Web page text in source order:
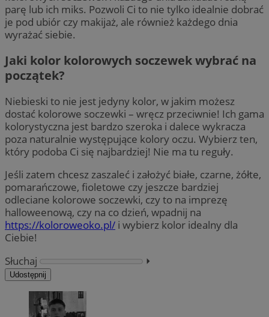
parę lub ich miks. Pozwoli Ci to nie tylko idealnie dobrać
je pod ubiór czy makijaż, ale również każdego dnia
wyrażać siebie.
Jaki kolor kolorowych soczewek wybrać na
początek?
Niebieski to nie jest jedyny kolor, w jakim możesz
dostać kolorowe soczewki – wręcz przeciwnie! Ich gama
kolorystyczna jest bardzo szeroka i dalece wykracza
poza naturalnie występujące kolory oczu. Wybierz ten,
który podoba Ci się najbardziej! Nie ma tu reguły.
Jeśli zatem chcesz zaszaleć i założyć białe, czarne, żółte,
pomarańczowe, fioletowe czy jeszcze bardziej
odleciane kolorowe soczewki, czy to na imprezę
halloweenową, czy na co dzień, wpadnij na
https://koloroweoko.pl/ i wybierz kolor idealny dla
Ciebie!
Słuchaj
⏵︎
Udostępnij